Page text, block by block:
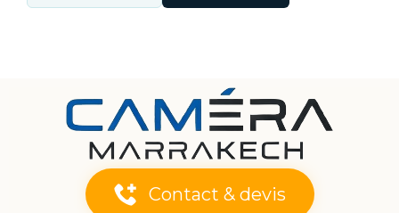
Contact & devis